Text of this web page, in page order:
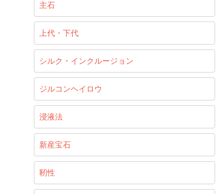
主石
上代・下代
シルク・インクルージョン
ジルコンヘイロウ
浸液法
新産宝石
靭性